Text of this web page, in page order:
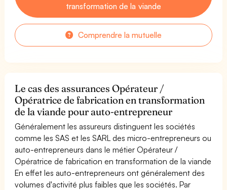
transformation de la viande
Comprendre la mutuelle
Le cas des assurances Opérateur /
Opératrice de fabrication en transformation
de la viande pour auto-entrepreneur
Généralement les assureurs distinguent les sociétés
comme les SAS et les SARL des micro-entrepreneurs ou
auto-entrepreneurs dans le métier Opérateur /
Opératrice de fabrication en transformation de la viande
En effet les auto-entrepreneurs ont généralement des
volumes d'activité plus faibles que les sociétés. Par